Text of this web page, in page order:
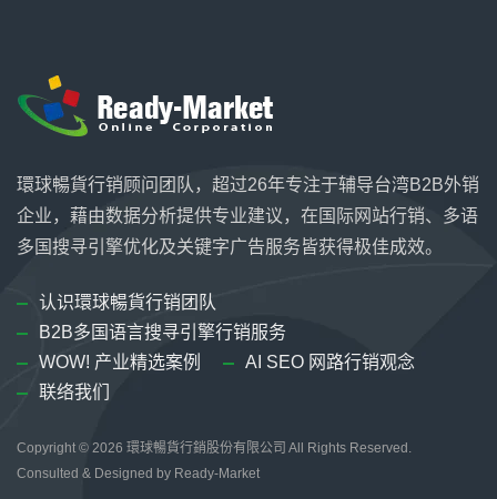
環球暢貨行销顾问团队，超过26年专注于辅导台湾B2B外销
企业，藉由数据分析提供专业建议，在国际网站行销、多语
多国搜寻引擎优化及关键字广告服务皆获得极佳成效。
认识環球暢貨行销团队
B2B多国语言搜寻引擎行销服务
WOW! 产业精选案例
AI SEO 网路行销观念
联络我们
Copyright © 2026 環球暢貨行銷股份有限公司 All Rights Reserved.
Consulted & Designed by Ready-Market